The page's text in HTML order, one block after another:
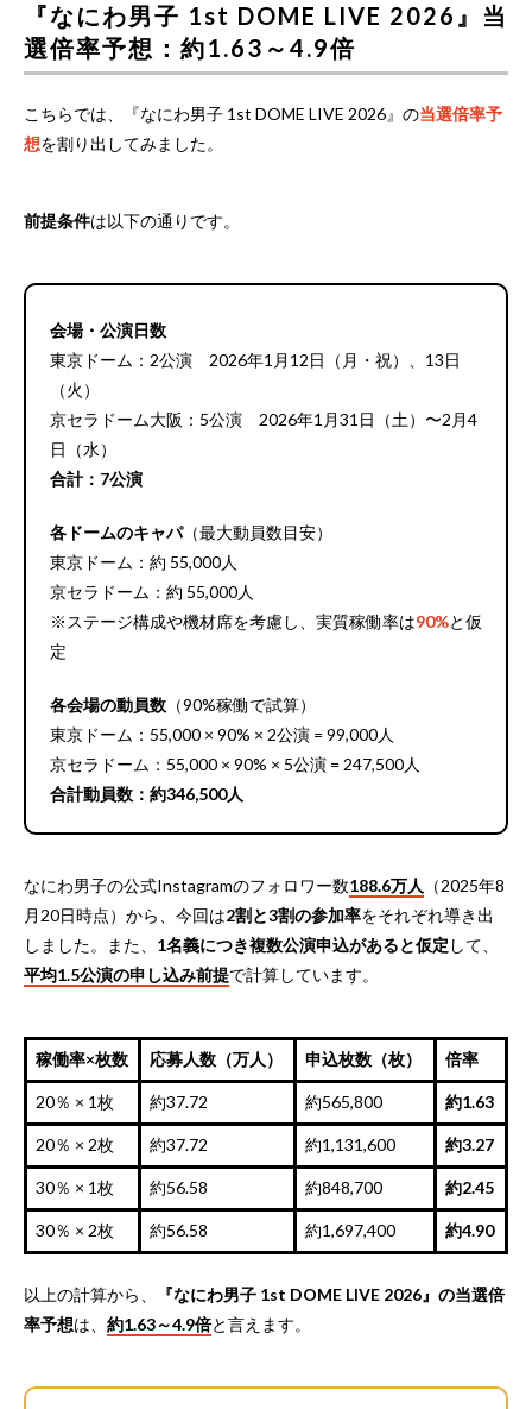
『なにわ男子 1st DOME LIVE 2026』当
選倍率予想：約1.63～4.9倍
こちらでは、『なにわ男子 1st DOME LIVE 2026』の当選倍率予
想を割り出してみました。
前提条件は以下の通りです。
会場・公演日数
東京ドーム：2公演 2026年1月12日（月・祝）、13日
（火）
京セラドーム大阪：5公演 2026年1月31日（土）〜2月4
日（水）
合計：7公演
各ドームのキャパ（最大動員数目安）
東京ドーム：約 55,000人
京セラドーム：約 55,000人
※ステージ構成や機材席を考慮し、実質稼働率は90%と仮
定
各会場の動員数 （90%稼働で試算）
東京ドーム：55,000 × 90% × 2公演 = 99,000人
京セラドーム：55,000 × 90% × 5公演 = 247,500人
合計動員数：約346,500人
なにわ男子の公式Instagramのフォロワー数188.6万人
（2025年8
月20日時点）から、今回は2割と3割の参加率をそれぞれ導き出
しました。また、 1名義につき複数公演申込があると仮定 して、
平均1.5公演の申し込み前提で計算しています。
稼働率×枚数 応募人数（万人） 申込枚数（枚） 倍率
20％ × 1枚 約37.72 約565,800 約1.63
20％ × 2枚 約37.72 約1,131,600 約3.27
30％ × 1枚 約56.58 約848,700 約2.45
30％ × 2枚 約56.58 約1,697,400 約4.90
以上の計算から、
『なにわ男子 1st DOME LIVE 2026』の当選倍
率予想は、 約1.63～4.9倍と言えます。